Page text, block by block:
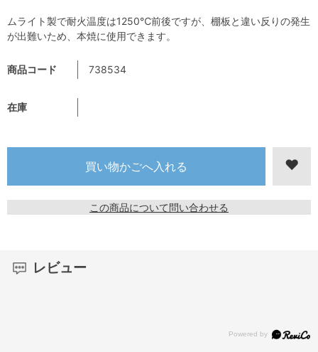
商品コード 738534
在庫
この商品について問い合わせる
ムライト製で耐火温度は1250℃前後ですが、棚板と違い反りの発生
が出難いため、本焼に使用できます。
レビュー